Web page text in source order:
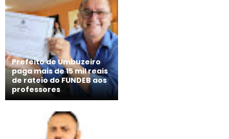
Prefeito de Umbuzeiro
paga mais de 15 mil reais
de rateio do FUNDEB aos
professores